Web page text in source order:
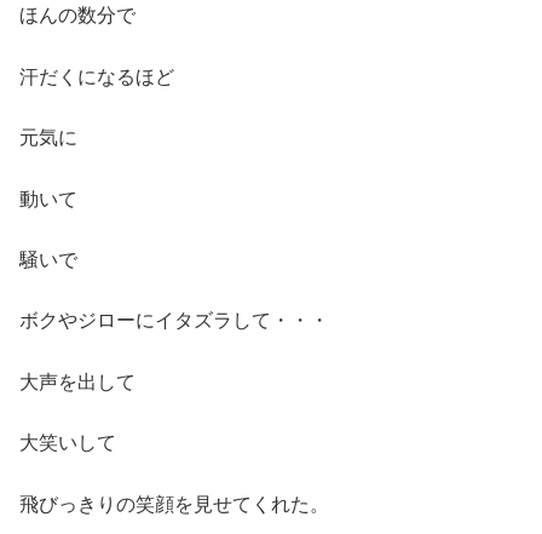
ほんの数分で
汗だくになるほど
元気に
動いて
騒いで
ボクやジローにイタズラして・・・
大声を出して
大笑いして
飛びっきりの笑顔を見せてくれた。